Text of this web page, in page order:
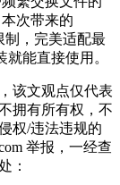
次带来的
制，完美适配最
就能直接使用。
该文观点仅代表
拥有所有权，不
权/违法违规的
举报，一经查
：